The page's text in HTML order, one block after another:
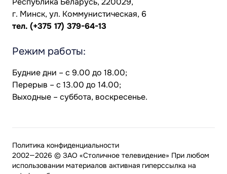
г. Минск, ул. Коммунистическая, 6
тел. (+375 17) 379-64-13
Режим работы:
Будние дни – с 9.00 до 18.00;
Перерыв – с 13.00 до 14.00;
Выходные – суббота, воскресенье.
2002—2026 © ЗАО «Столичное телевидение» При любом
использовании материалов активная гиперссылка на
Политика конфиденциальности